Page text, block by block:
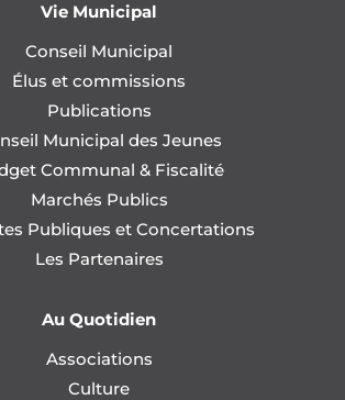
Vie Municipal
Conseil Municipal
Élus et commissions
Publications
Municipal des Jeunes
Communal & Fiscalité
Marchés Publics
Publiques et Concertations
Les Partenaires
Au Quotidien
Associations
Culture